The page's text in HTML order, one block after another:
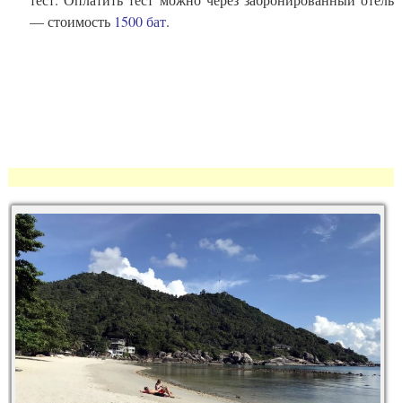
— стоимость 1500 бат.